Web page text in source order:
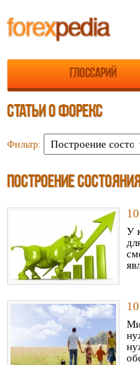
Глоссарий
СТАТЬИ О ФОРЕКС
Фильтр:
ПОСТРОЕНИЕ
У